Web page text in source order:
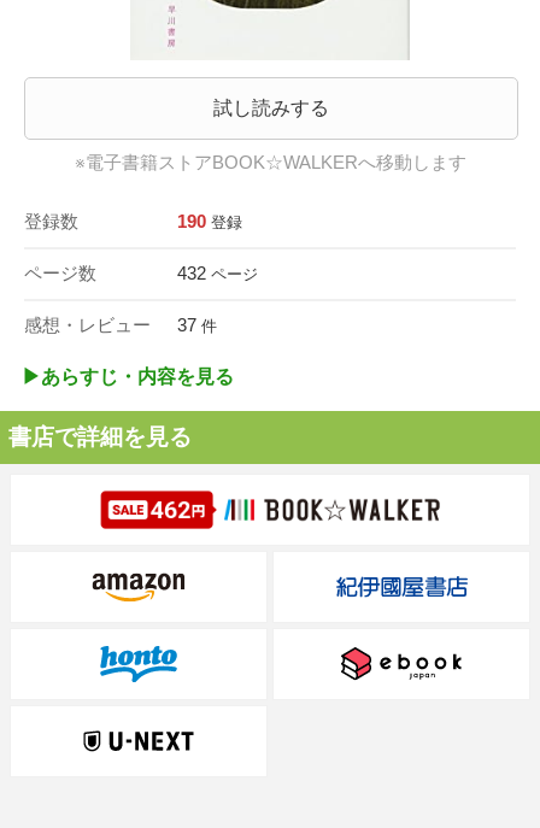
試し読みする
※電子書籍ストアBOOK☆WALKERへ移動します
登録数 190 登録
ページ数 432 ページ
感想・レビュー 37 件
▶︎あらすじ・内容を見る
書店で詳細を見る